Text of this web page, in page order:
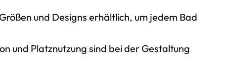
und Designs erhältlich, um jedem Bad
und Platznutzung sind bei der Gestaltung